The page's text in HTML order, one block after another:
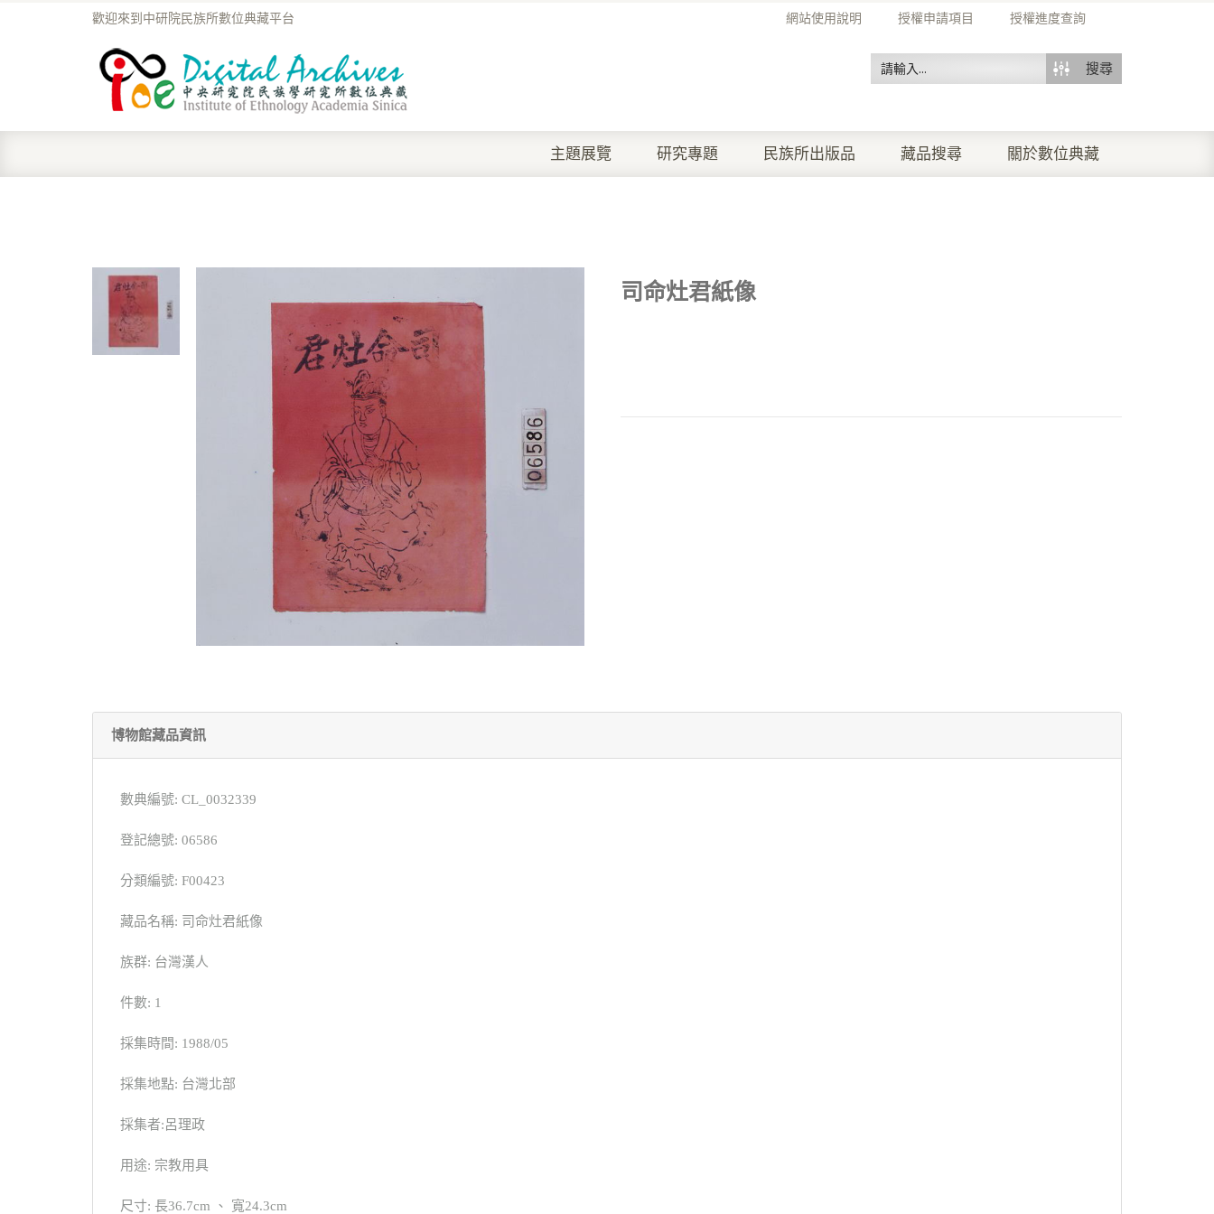
網站使用說明 授權申請項目 授權進度查詢
歡迎來到中研院民族所數位典藏平台
搜尋
主題展覽 研究專題 民族所出版品 藏品搜尋 關於數位典藏
司命灶君紙像
博物館藏品資訊
數典編號: CL_0032339
登記總號: 06586
分類編號: F00423
藏品名稱: 司命灶君紙像
族群: 台灣漢人
件數: 1
採集時間: 1988/05
採集地點: 台灣北部
採集者:呂理政
用途: 宗教用具
尺寸: 長36.7cm 、 寬24.3cm